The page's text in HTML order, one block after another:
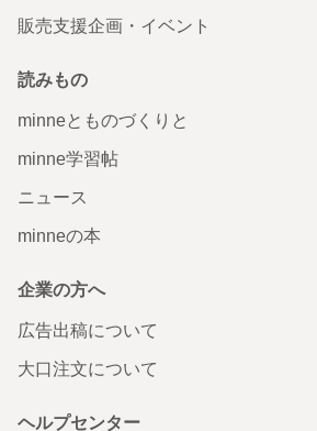
販売支援企画・イベント
読みもの
minneとものづくりと
minne学習帖
ニュース
minneの本
企業の方へ
広告出稿について
大口注文について
ヘルプセンター